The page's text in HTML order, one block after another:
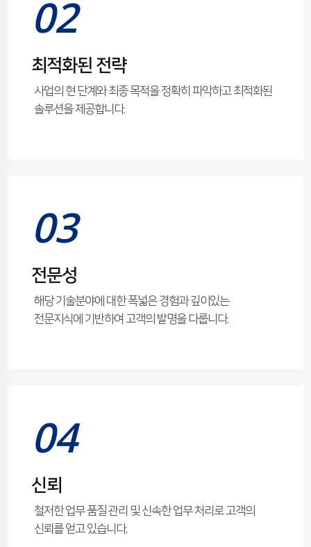
02
최적화된 전략
사업의 현 단계와 최종 목적을 정확히 파악하고 최적화된
솔루션을 제공합니다.
03
전문성
해당 기술분야에 대한 폭넓은 경험과 깊이있는
전문지식에 기반하여 고객의 발명을 다룹니다.
04
신뢰
철저한 업무 품질 관리 및 신속한 업무 처리로 고객의
신뢰를 얻고 있습니다.